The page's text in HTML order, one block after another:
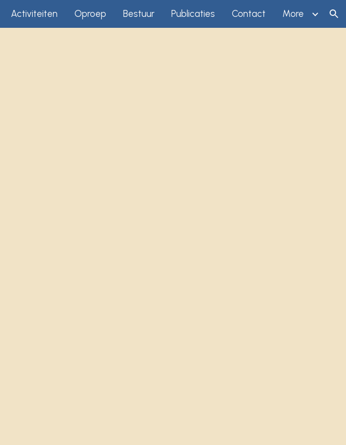
Skip to navigation
Activiteiten Oproep Bestuur Publicaties Contact More